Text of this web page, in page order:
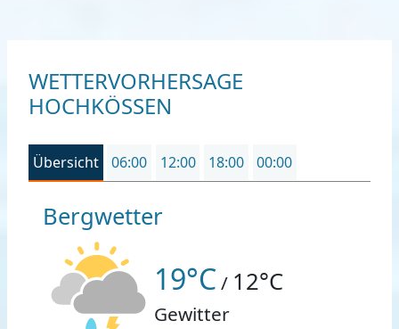
WETTERVORHERSAGE
HOCHKÖSSEN
Übersicht 06:00 12:00 18:00 00:00
Bergwetter
19°C / 12°C
Gewitter